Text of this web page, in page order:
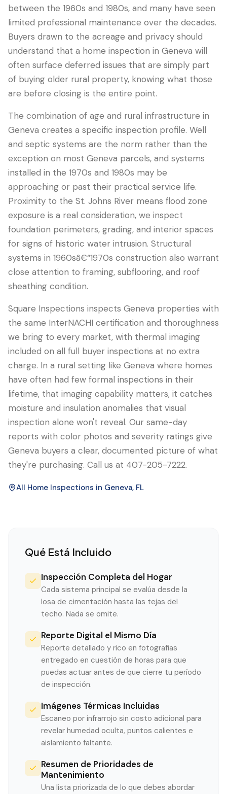
LANGUAGE
English Português Español✓ 中文
407-205-7228
Agendar Inspección
between the 1960s and 1980s, and many have seen
limited professional maintenance over the decades.
Buyers drawn to the acreage and privacy should
understand that a home inspection in Geneva will
often surface deferred issues that are simply part
of buying older rural property, knowing what those
are before closing is the entire point.
The combination of age and rural infrastructure in
Geneva creates a specific inspection profile. Well
and septic systems are the norm rather than the
exception on most Geneva parcels, and systems
installed in the 1970s and 1980s may be
approaching or past their practical service life.
Proximity to the St. Johns River means flood zone
exposure is a real consideration, we inspect
foundation perimeters, grading, and interior spaces
for signs of historic water intrusion. Structural
systems in 1960sâ€“1970s construction also warrant
close attention to framing, subflooring, and roof
sheathing condition.
Square Inspections inspects Geneva properties with
the same InterNACHI certification and thoroughness
we bring to every market, with thermal imaging
included on all full buyer inspections at no extra
charge. In a rural setting like Geneva where homes
have often had few formal inspections in their
lifetime, that imaging capability matters, it catches
moisture and insulation anomalies that visual
inspection alone won't reveal. Our same-day
reports with color photos and severity ratings give
Geneva buyers a clear, documented picture of what
they're purchasing. Call us at 407-205-7222.
All Home Inspections in Geneva, FL
Qué Está Incluido
Inspección Completa del Hogar
Cada sistema principal se evalúa desde la
losa de cimentación hasta las tejas del
techo. Nada se omite.
Reporte Digital el Mismo Día
Reporte detallado y rico en fotografías
entregado en cuestión de horas para que
puedas actuar antes de que cierre tu período
de inspección.
Imágenes Térmicas Incluidas
Escaneo por infrarrojo sin costo adicional para
revelar humedad oculta, puntos calientes e
aislamiento faltante.
Resumen de Prioridades de
Mantenimiento
Una lista priorizada de lo que debes abordar